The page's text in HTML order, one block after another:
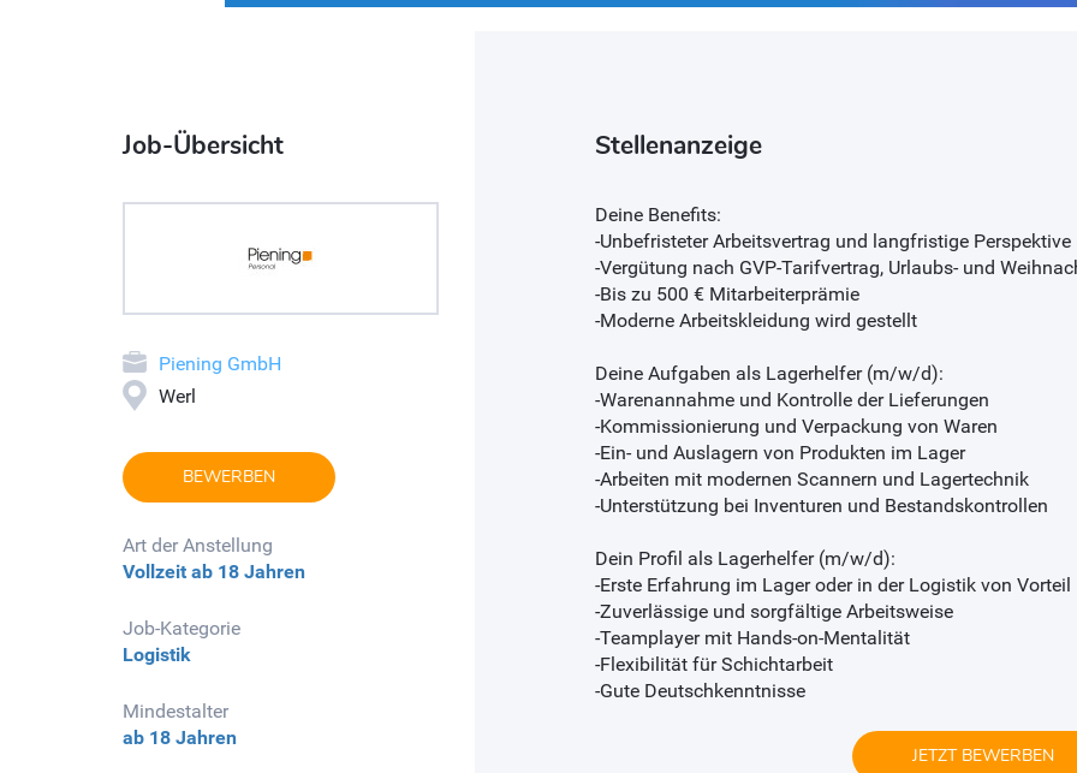
Job-Übersicht
Piening GmbH
Werl
BEWERBEN
Art der Anstellung
Vollzeit ab 18 Jahren
Job-Kategorie
Logistik
Mindestalter
ab 18 Jahren
Stellenanzeige
Deine Benefits:
-Unbefristeter Arbeitsvertrag und langfristige Perspektive
-Vergütung nach GVP-Tarifvertrag, Urlaubs- und
-Bis zu 500 € Mitarbeiterprämie
-Moderne Arbeitskleidung wird gestellt
Deine Aufgaben als Lagerhelfer (m/w/d):
-Warenannahme und Kontrolle der Lieferungen
-Kommissionierung und Verpackung von Waren
-Ein- und Auslagern von Produkten im Lager
-Arbeiten mit modernen Scannern und Lagertechnik
-Unterstützung bei Inventuren und Bestandskontrollen
Dein Profil als Lagerhelfer (m/w/d):
-Erste Erfahrung im Lager oder in der Logistik von Vorteil
-Zuverlässige und sorgfältige Arbeitsweise
-Teamplayer mit Hands-on-Mentalität
-Flexibilität für Schichtarbeit
-Gute Deutschkenntnisse
JETZT BEWERBEN